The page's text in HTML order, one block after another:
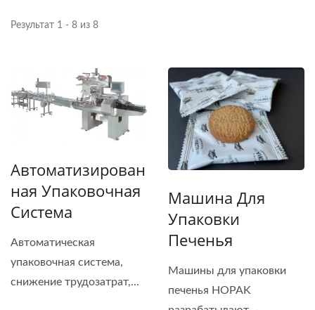
Результат 1 - 8 из 8
Автоматизирован
Ная Упаковочная
Система
Автоматическая
упаковочная система,
снижение трудозатрат,...
Машина Для
Упаковки
Печенья
Машины для упаковки
печенья HOPAK